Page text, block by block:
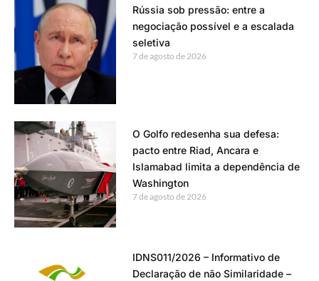
Rússia sob pressão: entre a
negociação possível e a escalada
seletiva
7 de agosto de 2026
O Golfo redesenha sua defesa:
pacto entre Riad, Ancara e
Islamabad limita a dependência de
Washington
7 de agosto de 2026
IDNS011/2026 – Informativo de
Declaração de não Similaridade –